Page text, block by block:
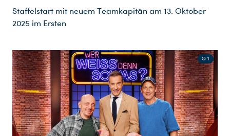
Staffelstart mit neuem Teamkapitän am 13. Oktober
2025 im Ersten
© 1